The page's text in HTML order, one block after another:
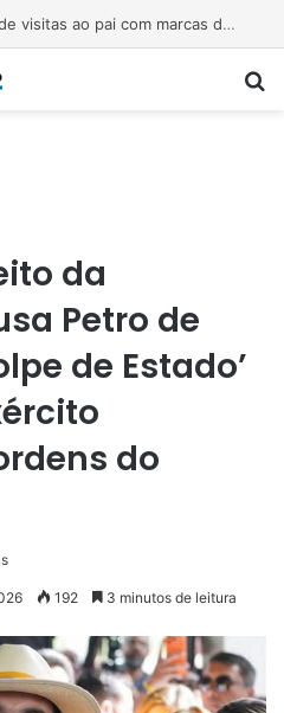
Menino Gustavo voltava de visitas ao pai com marcas de agressões desde 2024 e foi filmado ‘nitidamente dopado’, diz delegado
da
Petro de
de Estado’
do
192 3 minutos de leitura